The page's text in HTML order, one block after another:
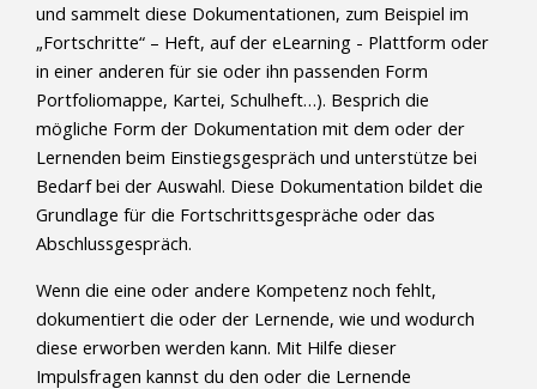
und sammelt diese Dokumentationen, zum Beispiel im
„Fortschritte“ – Heft, auf der eLearning - Plattform oder
in einer anderen für sie oder ihn passenden Form
Portfoliomappe, Kartei, Schulheft…). Besprich die
mögliche Form der Dokumentation mit dem oder der
Lernenden beim Einstiegsgespräch und unterstütze bei
Bedarf bei der Auswahl. Diese Dokumentation bildet die
Grundlage für die Fortschrittsgespräche oder das
Abschlussgespräch.
Wenn die eine oder andere Kompetenz noch fehlt,
dokumentiert die oder der Lernende, wie und wodurch
diese erworben werden kann. Mit Hilfe dieser
Impulsfragen kannst du den oder die Lernende